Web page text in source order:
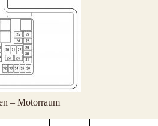
– Motorraum